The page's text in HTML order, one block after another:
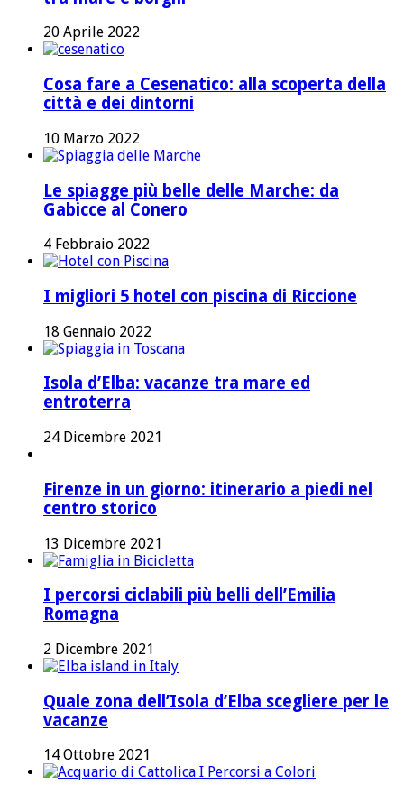
20 Aprile 2022
Cosa fare a Cesenatico: alla scoperta della
città e dei dintorni
10 Marzo 2022
Le spiagge più belle delle Marche: da
Gabicce al Conero
4 Febbraio 2022
I migliori 5 hotel con piscina di Riccione
18 Gennaio 2022
Isola d’Elba: vacanze tra mare ed
entroterra
24 Dicembre 2021
Firenze in un giorno: itinerario a piedi nel
centro storico
13 Dicembre 2021
I percorsi ciclabili più belli dell’Emilia
Romagna
2 Dicembre 2021
Quale zona dell’Isola d’Elba scegliere per le
vacanze
14 Ottobre 2021